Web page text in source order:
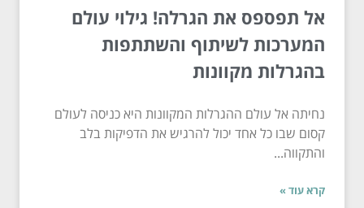
אל תפספס את הגרלה! גילוי עולם
המערכות לשיתוף והשתתפות
בהגרלות מקוונות
נחיתה אל עולם ההגרלות המקוונות היא כניסה לעולם
קסום שבו כל אחד יכול להרגיש את הדפיקות בלב
והתקווה...
קרא עוד »